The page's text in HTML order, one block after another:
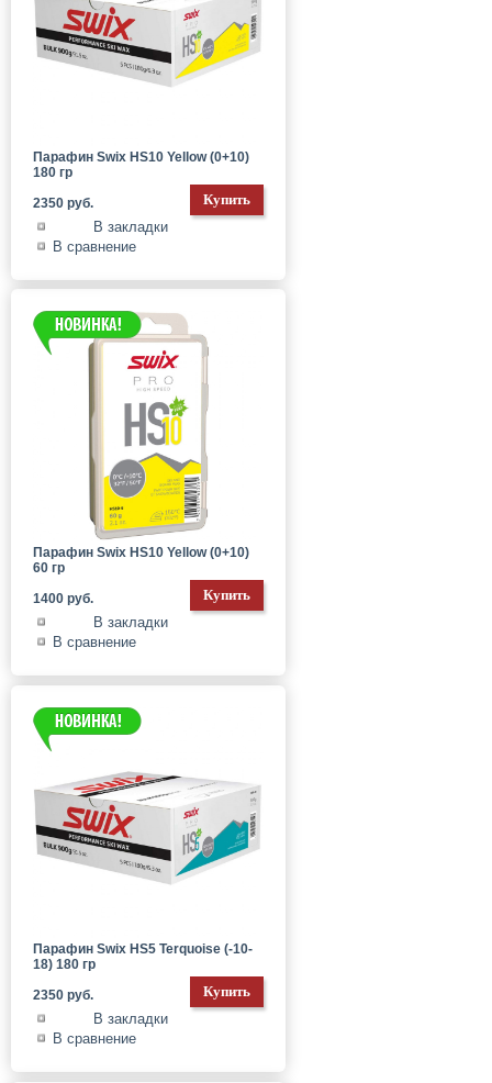
Парафин Swix HS10 Yellow (0+10)
180 гр
2350 руб.
В закладки
В сравнение
Парафин Swix HS10 Yellow (0+10)
60 гр
1400 руб.
В закладки
В сравнение
Парафин Swix HS5 Terquoise (-10-
18) 180 гр
2350 руб.
В закладки
В сравнение